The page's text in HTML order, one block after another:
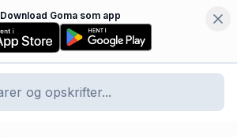
Download Goma som app